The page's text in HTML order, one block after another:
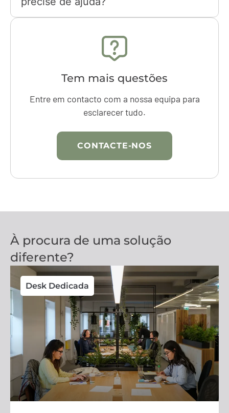
Tem mais questões
Entre em contacto com a nossa equipa para
esclarecer tudo.
CONTACTE-NOS
À procura de uma solução
diferente?
Desk Dedicada